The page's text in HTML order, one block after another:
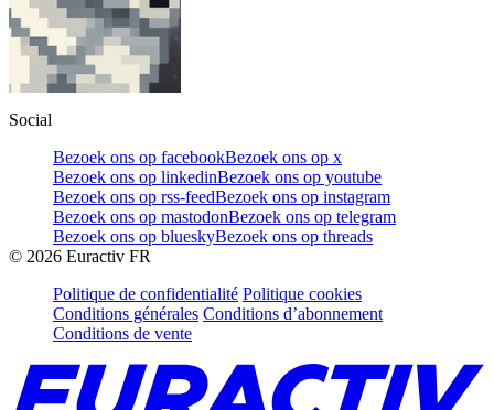
Social
Bezoek ons op facebookBezoek ons op x
Bezoek ons op linkedinBezoek ons op youtube
Bezoek ons op rss-feedBezoek ons op instagram
Bezoek ons op mastodonBezoek ons op telegram
Bezoek ons op blueskyBezoek ons op threads
© 2026 Euractiv FR
Politique de confidentialité Politique cookies
Conditions générales Conditions d’abonnement
Conditions de vente